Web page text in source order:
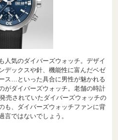
人気のダイバーズウォッチ。デザイ
デックスや針、機能性に富んだベゼ
ス…といった具合に男性が魅かれる
がダイバーズウォッチ。老舗の時計
売されていたダイバーズウォッチの
も、ダイバーズウォッチファンに背
言ではないでしょう。